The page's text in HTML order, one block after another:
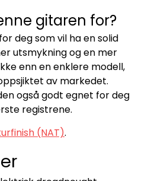
gitaren for?
deg som vil ha en solid
utsmykning og en mer
enn en enklere modell,
av markedet.
også godt egnet for deg
registrene.
(NAT).